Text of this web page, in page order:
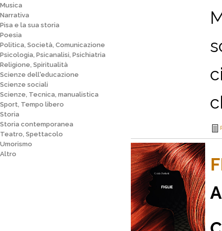
Musica
Narrativa
Pisa e la sua storia
Poesia
Politica, Società, Comunicazione
Psicologia, Psicanalisi, Psichiatria
Religione, Spiritualità
Scienze dell'educazione
Scienze sociali
Scienze, Tecnica, manualistica
Sport, Tempo libero
Storia
Storia contemporanea
Teatro, Spettacolo
Umorismo
Altro